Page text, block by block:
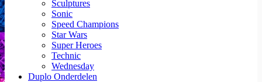
Sculptures
Sonic
Speed Champions
Star Wars
Super Heroes
Technic
Wednesday
Duplo Onderdelen